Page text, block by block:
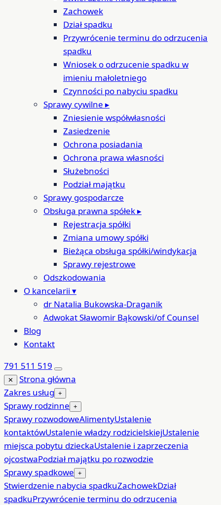
Zachowek
Dział spadku
Przywrócenie terminu do odrzucenia
spadku
Wniosek o odrzucenie spadku w
imieniu małoletniego
Czynności po nabyciu spadku
Sprawy cywilne ▸
Zniesienie współwłasności
Zasiedzenie
Ochrona posiadania
Ochrona prawa własności
Służebności
Podział majątku
Sprawy gospodarcze
Obsługa prawna spółek▸
Rejestracja spółki
Zmiana umowy spółki
Bieżąca obsługa spółki/windykacja
Sprawy rejestrowe
Odszkodowania
O kancelarii ▾
dr Natalia Bukowska-Draganik
Adwokat Sławomir Bąkowski/of Counsel
Blog
Kontakt
791 511 519
✕
Strona główna
Zakres usług +
Sprawy rodzinne +
Sprawy rozwodoweAlimentyUstalenie
kontaktówUstalenie władzy rodzicielskiejUstalenie
miejsca pobytu dzieckaUstalenie i zaprzeczenia
ojcostwaPodział majątku po rozwodzie
Sprawy spadkowe +
Stwierdzenie nabycia spadkuZachowekDział
spadkuPrzywrócenie terminu do odrzucenia